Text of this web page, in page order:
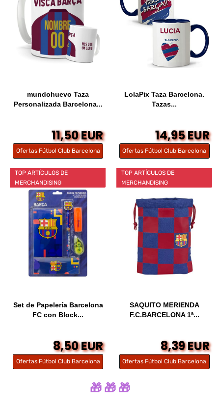
mundohuevo Taza
Personalizada Barcelona...
11,50 EUR
Ofertas Fútbol Club Barcelona
LolaPix Taza Barcelona.
Tazas...
14,95 EUR
Ofertas Fútbol Club Barcelona
TOP ARTÍCULOS DE
MERCHANDISING
Set de Papelería Barcelona
FC con Block...
8,50 EUR
Ofertas Fútbol Club Barcelona
TOP ARTÍCULOS DE
MERCHANDISING
SAQUITO MERIENDA
F.C.BARCELONA 1ª...
8,39 EUR
Ofertas Fútbol Club Barcelona
🎁 🎁 🎁